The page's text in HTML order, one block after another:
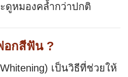
ดูหมองคล้ำกว่าปกติ
อกสีฟัน ?
เป็นวิธีที่ช่วยให้